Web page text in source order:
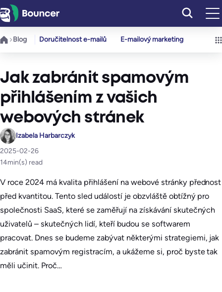
Přeskočit
na
obsah
Blog Doručitelnost e-mailů E-mailový marketing
Jak zabránit spamovým
přihlášením z vašich
webových stránek
Izabela Harbarczyk
2025-02-26
14min(s) read
V roce 2024 má kvalita přihlášení na webové stránky přednost
před kvantitou. Tento sled událostí je obzvláště obtížný pro
společnosti SaaS, které se zaměřují na získávání skutečných
uživatelů – skutečných lidí, kteří budou se softwarem
pracovat. Dnes se budeme zabývat některými strategiemi, jak
zabránit spamovým registracím, a ukážeme si, proč byste tak
měli učinit. Proč…